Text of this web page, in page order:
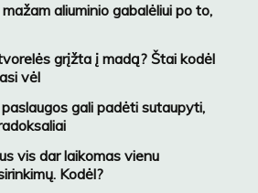
aliuminio gabalėliui po to,
grįžta į madą? Štai kodėl
vėl
gali padėti sutaupyti,
vis dar laikomas vienu
Kodėl?